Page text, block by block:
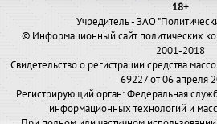
18+
Учредитель - ЗАО
© Информационный сайт политических
2001-2018
Свидетельство о регистрации средства
69227 от 06 апреля
Регистрирующий орган: Федеральная
информационных технологий и